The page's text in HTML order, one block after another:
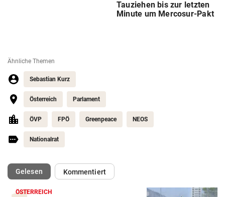
Tauziehen bis zur letzten
Minute um Mercosur-Pakt
Ähnliche Themen
Sebastian Kurz
Österreich Parlament
ÖVP FPÖ Greenpeace NEOS
Nationalrat
Gelesen(ausgewählt)Kommentiert
ÖSTERREICH